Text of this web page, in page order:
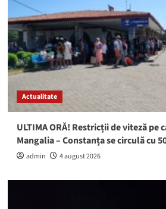
Actualitate
ULTIMA ORĂ! Restricții de viteză pe
Mangalia – Constanța se circulă cu
admin 4 august 2026